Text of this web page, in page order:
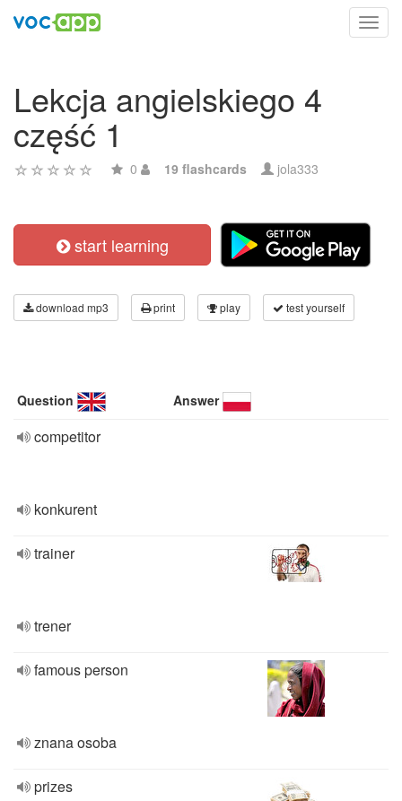
Lekcja angielskiego 4
część 1
0 19 flashcards jola333
start learning
download mp3 print play test yourself
Question Answer
competitor
konkurent
trainer
trener
famous person
znana osoba
prizes